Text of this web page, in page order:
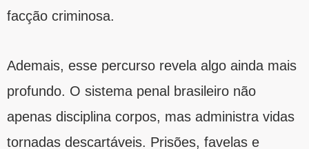
facção criminosa.
Ademais, esse percurso revela algo ainda mais
profundo. O sistema penal brasileiro não
apenas disciplina corpos, mas administra vidas
tornadas descartáveis. Prisões, favelas e